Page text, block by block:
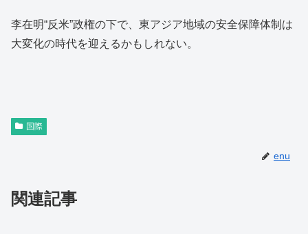
李在明“反米”政権の下で、東アジア地域の安全保障体制は
大変化の時代を迎えるかもしれない。
国際
enu
関連記事